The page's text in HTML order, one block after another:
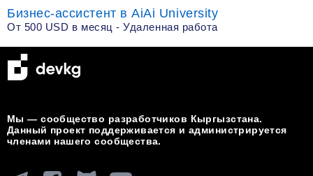
Бизнес-ассистент в AiAi University
От 500 USD в месяц - Удаленная работа
Мы — сообщество разработчиков Кыргызстана.
Данный проект поддерживается и администрируется
членами нашего сообщества.